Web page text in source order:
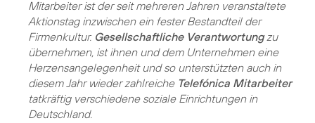
Mitarbeiter ist der seit mehreren Jahren veranstaltete
Aktionstag inzwischen ein fester Bestandteil der
Firmenkultur. Gesellschaftliche Verantwortungzu
übernehmen, ist ihnen und dem Unternehmen eine
Herzensangelegenheit und so unterstützten auch in
diesem Jahr wieder zahlreiche Telefónica Mitarbeiter
tatkräftig verschiedene soziale Einrichtungen in
Deutschland.